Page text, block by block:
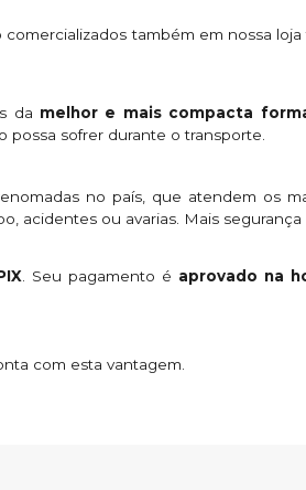
também em nossa loja
da melhor e mais compacta
possa sofrer durante o transporte.
no país, que atendem os
acidentes ou avarias. Mais segurança
. Seu pagamento é aprovado na
com esta vantagem.